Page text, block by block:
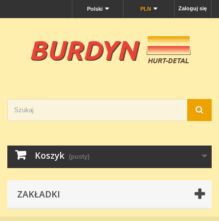
Zaloguj się
PLN
Polski
Koszyk (pusty)
ZAKŁADKI